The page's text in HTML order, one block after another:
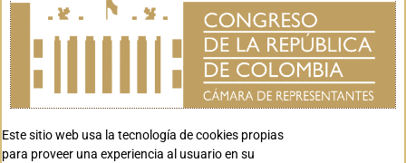
Instagram_@CamaraColombia
X_@CamaraColombia
Youtube_@CamaraColombia
Youtube_@CanalCongreso
Este sitio web usa la tecnología de cookies propias
para proveer una experiencia al usuario en su